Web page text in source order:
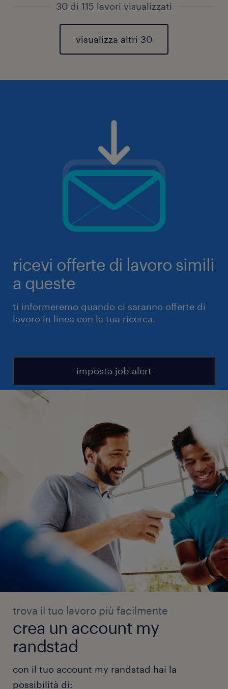
30 di 115 lavori visualizzati
visualizza altri 30
ricevi offerte di lavoro simili
a queste
ti informeremo quando ci saranno offerte di
lavoro in linea con la tua ricerca.
imposta job alert
trova il tuo lavoro più facilmente
crea un account my
randstad
con il tuo account my randstad hai la
possibilità di: